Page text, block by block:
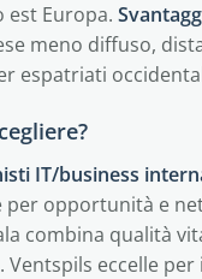
est Europa.
meno diffuso,
espatriati
IT/business
per opportunità e
combina qualità
Ventspils eccelle